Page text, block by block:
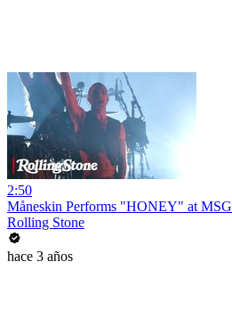
2:50
Måneskin Performs "HONEY" at MSG
Rolling Stone
hace 3 años